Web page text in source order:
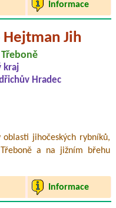
Informace
Hejtman Jih
kraj
Hradec
jihočeských rybníků,
a na jižním břehu
Informace